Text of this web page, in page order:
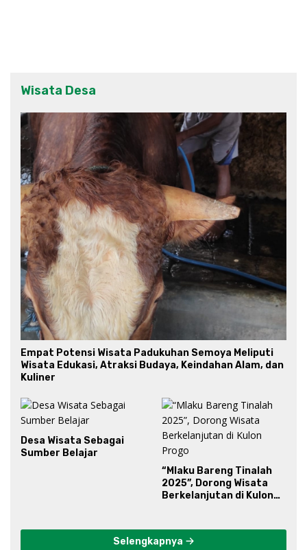
Wisata Desa
Empat Potensi Wisata Padukuhan Semoya Meliputi
Wisata Edukasi, Atraksi Budaya, Keindahan Alam, dan
Kuliner
Desa Wisata Sebagai
Sumber Belajar
“Mlaku Bareng Tinalah
2025”, Dorong Wisata
Berkelanjutan di Kulon
Selengkapnya